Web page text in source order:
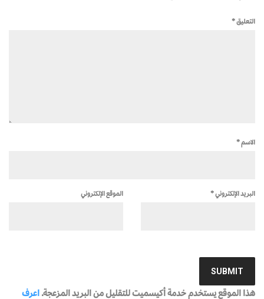
التعليق*
الاسم*
البريد الإلكتروني* الموقع الإلكتروني
هذا الموقع يستخدم خدمة أكيسميت للتقليل من البريد المزعجة. اعرف